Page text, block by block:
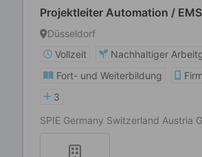
Projektleiter Automation /
Düsseldorf
Vollzeit
Nachhaltiger
Fort- und Weiterbildung
3
SPIE Germany Switzerland Austria